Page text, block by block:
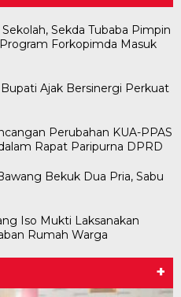
Sekda Tubaba Pimpin
Forkopimda Masuk
Ajak Bersinergi Perkuat
Perubahan KUA-PPAS
Rapat Paripurna DPRD
Bekuk Dua Pria, Sabu
Iso Mukti Laksanakan
Rumah Warga
+